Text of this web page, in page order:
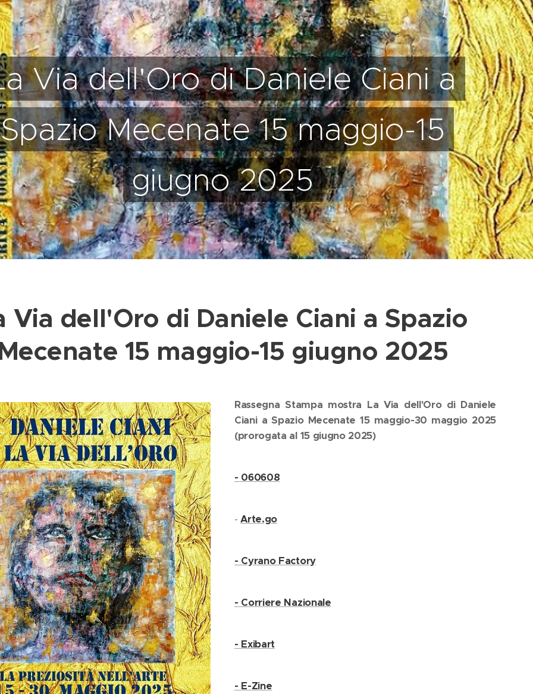
Via dell'Oro di Daniele Ciani a
Spazio Mecenate 15 maggio-15
giugno 2025
Via dell'Oro di Daniele Ciani a Spazio
15 maggio-15 giugno 2025
Rassegna Stampa mostra La Via dell'Oro di Daniele
Ciani a Spazio Mecenate 15 maggio-30 maggio 2025
(prorogata al 15 giugno 2025)
- 060608
-Arte.go
- Cyrano Factory
- Corriere Nazionale
- Exibart
- E-Zine